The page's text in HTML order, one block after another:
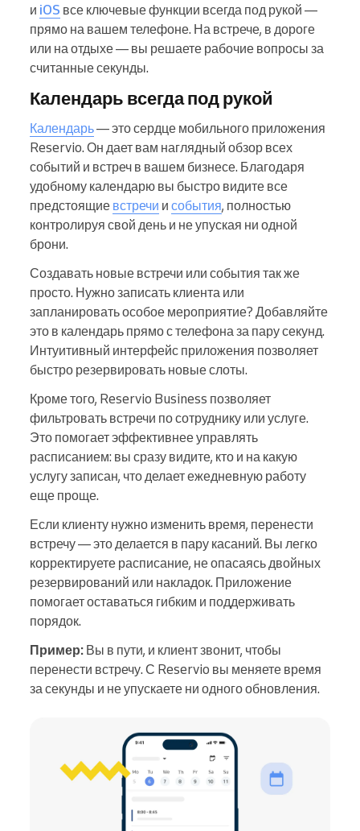
и iOS все ключевые функции всегда под рукой —
прямо на вашем телефоне. На встрече, в дороге
или на отдыхе — вы решаете рабочие вопросы за
считанные секунды.
Календарь всегда под рукой
Календарь— это сердце мобильного приложения
Reservio. Он дает вам наглядный обзор всех
событий и встреч в вашем бизнесе. Благодаря
удобному календарю вы быстро видите все
предстоящие встречи и события, полностью
контролируя свой день и не упуская ни одной
брони.
Создавать новые встречи или события так же
просто. Нужно записать клиента или
запланировать особое мероприятие? Добавляйте
это в календарь прямо с телефона за пару секунд.
Интуитивный интерфейс приложения позволяет
быстро резервировать новые слоты.
Кроме того, Reservio Business позволяет
фильтровать встречи по сотруднику или услуге.
Это помогает эффективнее управлять
расписанием: вы сразу видите, кто и на какую
услугу записан, что делает ежедневную работу
еще проще.
Если клиенту нужно изменить время, перенести
встречу — это делается в пару касаний. Вы легко
корректируете расписание, не опасаясь двойных
резервирований или накладок. Приложение
помогает оставаться гибким и поддерживать
порядок.
Пример: Вы в пути, и клиент звонит, чтобы
перенести встречу. С Reservio вы меняете время
за секунды и не упускаете ни одного обновления.